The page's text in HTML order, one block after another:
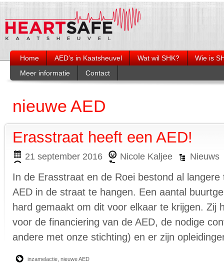
Home AED’s in Kaatsheuvel Wat wil SHK? Wie is
Meer informatie Contact
Artikelen Duinkoerier
Nazorg
nieuwe AED
Erasstraat heeft een AED!
21 september 2016 Nicole Kaljee Nieuws
In de Erasstraat en de Roei bestond al
AED in de straat te hangen. Een aantal
hard gemaakt om dit voor elkaar te krijgen. Zij
voor de financiering van de AED, de nodige
andere met onze stichting) en er zijn
inzamelactie nieuwe AED